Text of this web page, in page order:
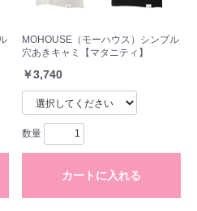
MOHOUSE（モーハウス）シンプル
穴あきキャミ【マタニティ】
￥3,740
数量
カートに入れる